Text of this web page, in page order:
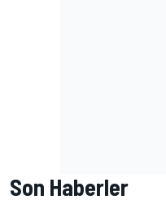
Son Haberler